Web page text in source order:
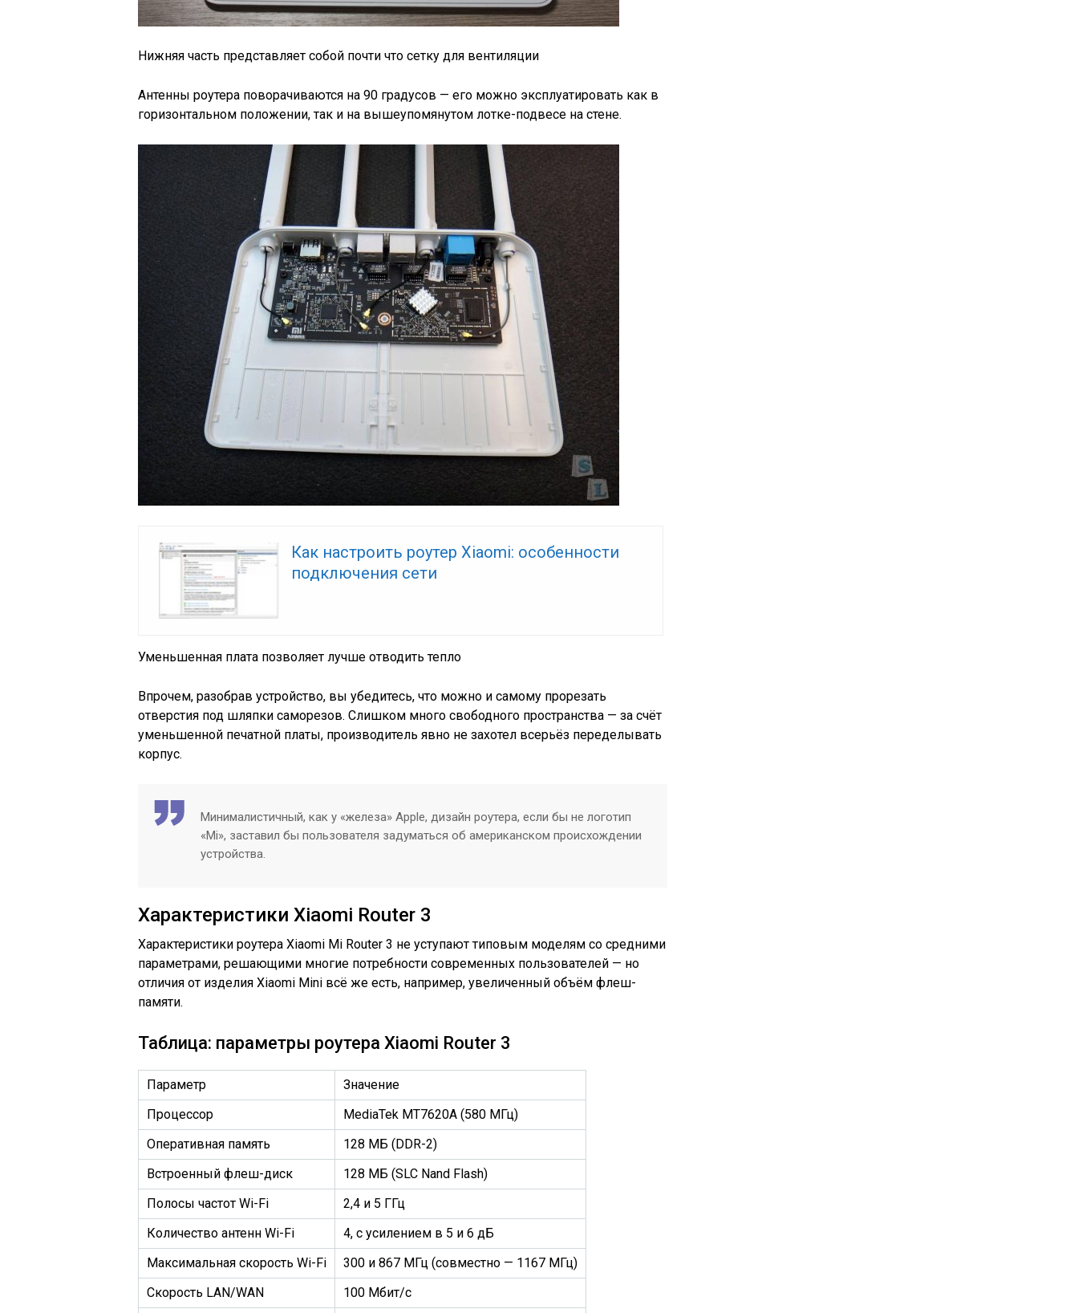
Нижняя часть представляет собой почти что сетку для вентиляции
Антенны роутера поворачиваются на 90 градусов — его можно эксплуатировать как в
горизонтальном положении, так и на вышеупомянутом лотке-подвесе на стене.
Как настроить роутер Xiaomi: особенности
подключения сети
Уменьшенная плата позволяет лучше отводить тепло
Впрочем, разобрав устройство, вы убедитесь, что можно и самому прорезать
отверстия под шляпки саморезов. Слишком много свободного пространства — за счёт
уменьшенной печатной платы, производитель явно не захотел всерьёз переделывать
корпус.
Минималистичный, как у «железа» Apple, дизайн роутера, если бы не логотип
«Mi», заставил бы пользователя задуматься об американском происхождении
устройства.
Характеристики Xiaomi Router 3
Характеристики роутера Xiaomi Mi Router 3 не уступают типовым моделям со средними
параметрами, решающими многие потребности современных пользователей — но
отличия от изделия Xiaomi Mini всё же есть, например, увеличенный объём флеш-
памяти.
Таблица: параметры роутера Xiaomi Router 3
Параметр
Значение
Процессор
MediaTek MT7620A (580 МГц)
Оперативная память
128 МБ (DDR-2)
Встроенный флеш-диск
128 МБ (SLC Nand Flash)
Полосы частот Wi-Fi
2,4 и 5 ГГц
Количество антенн Wi-Fi
4, с усилением в 5 и 6 дБ
Максимальная скорость Wi-Fi
300 и 867 МГц (совместно — 1167 МГц)
Скорость LAN/WAN
100 Мбит/с